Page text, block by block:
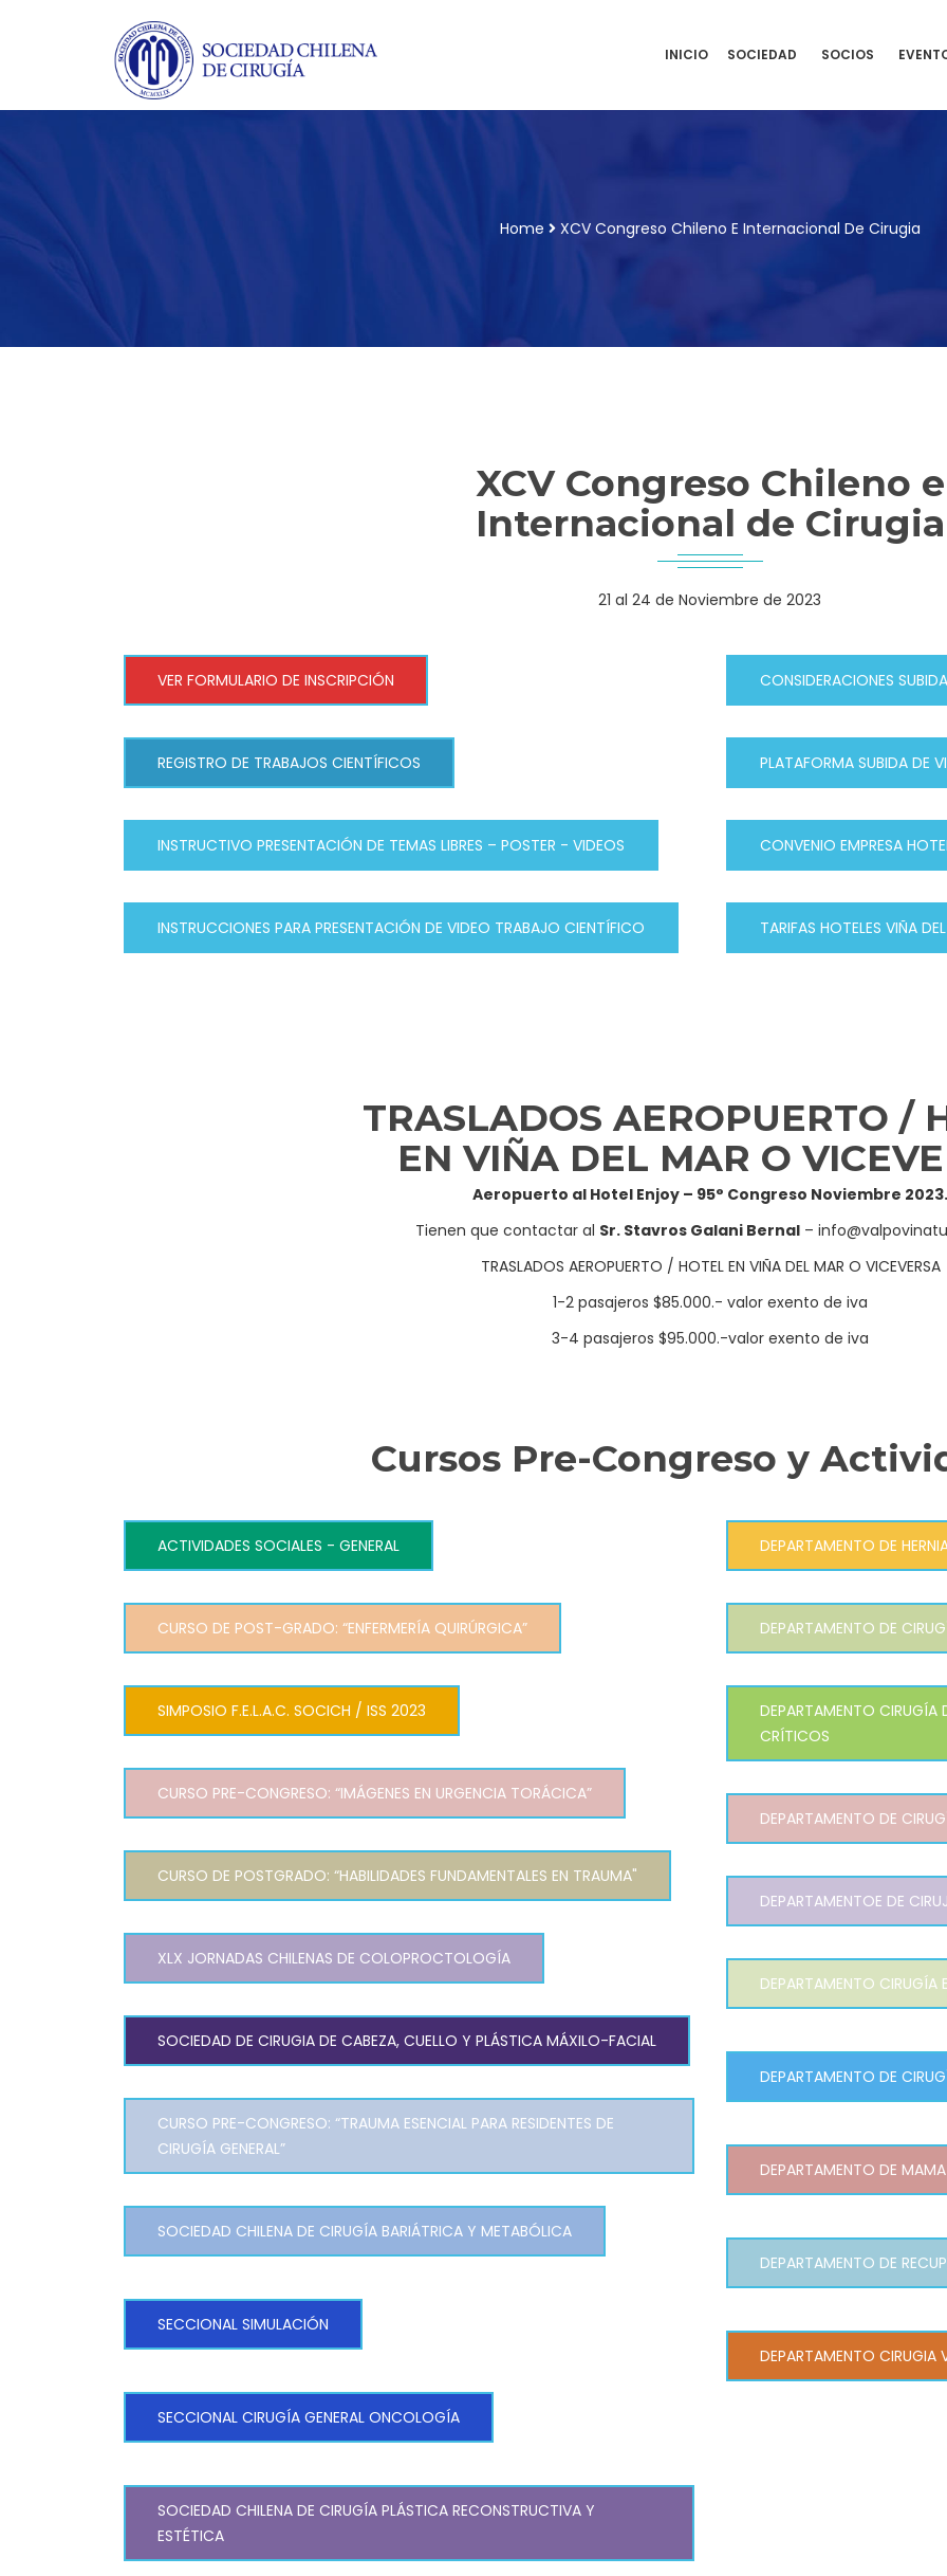
INICIO SOCIEDAD SOCIOS
Home XCV Congreso Chileno E Internacional De Cirugia
XCV Congreso Chileno e
Internacional de Cirugia
21 al 24 de Noviembre de 2023
VER FORMULARIO DE INSCRIPCIÓN
REGISTRO DE TRABAJOS CIENTÍFICOS
INSTRUCTIVO PRESENTACIÓN DE TEMAS LIBRES – POSTER - VIDEOS
INSTRUCCIONES PARA PRESENTACIÓN DE VIDEO TRABAJO CIENTÍFICO
CONSIDERACIONES
PLATAFORMA SUBIDA DE
CONVENIO EMPRESA
TARIFAS HOTELES VIÑA
TRASLADOS AEROPUERTO /
EN VIÑA DEL MAR O
Aeropuerto al Hotel Enjoy – 95° Congreso Noviembre 2023.
Tienen que contactar al Sr. Stavros Galani Bernal –
TRASLADOS AEROPUERTO / HOTEL EN VIÑA DEL MAR O VICEVERSA
1-2 pasajeros $85.000.- valor exento de iva
3-4 pasajeros $95.000.-valor exento de iva
Cursos Pre-Congreso y
ACTIVIDADES SOCIALES - GENERAL
CURSO DE POST-GRADO: “ENFERMERÍA QUIRÚRGICA”
SIMPOSIO F.E.L.A.C. SOCICH / ISS 2023
CURSO PRE-CONGRESO: “IMÁGENES EN URGENCIA TORÁCICA”
CURSO DE POSTGRADO: “HABILIDADES FUNDAMENTALES EN TRAUMA"
XLX JORNADAS CHILENAS DE COLOPROCTOLOGÍA
SOCIEDAD DE CIRUGIA DE CABEZA, CUELLO Y PLÁSTICA MÁXILO-FACIAL
CURSO PRE-CONGRESO: “TRAUMA ESENCIAL PARA RESIDENTES DE
CIRUGÍA GENERAL”
SOCIEDAD CHILENA DE CIRUGÍA BARIÁTRICA Y METABÓLICA
SECCIONAL SIMULACIÓN
SECCIONAL CIRUGÍA GENERAL ONCOLOGÍA
SOCIEDAD CHILENA DE CIRUGÍA PLÁSTICA RECONSTRUCTIVA Y
ESTÉTICA
DEPARTAMENTO DE
DEPARTAMENTO DE
DEPARTAMENTO CIRUGÍA
CRÍTICOS
DEPARTAMENTO DE
DEPARTAMENTOE DE
DEPARTAMENTO CIRUGÍA
DEPARTAMENTO DE
DEPARTAMENTO DE MAMA
DEPARTAMENTO DE
DEPARTAMENTO CIRUGIA